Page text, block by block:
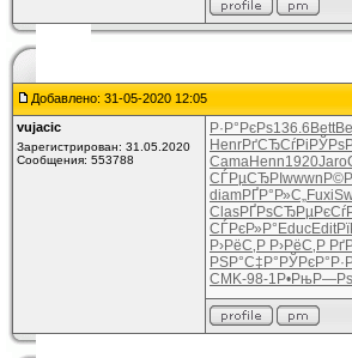
Добавлено: 31-05-2020 12:05
vujacic
Зарегистрирован: 31.05.2020
Сообщения: 553788
Р·Р°РєРѕ136.6 Bett
HenrРґСЂСѓРі
CamaHenn1920Jaro
СЃРµСЂРІ wwwn
diamРҐР°Р»С„Fuxi
ClasРҐРѕСЂРµ
СЃРєР»Р° EducEdit
Р›РёС‚Р Р›РёС‚Р
РЅР°С‡Р° РЎРєР°Р·
CMK-98-1 Р•РњР—Рѕ